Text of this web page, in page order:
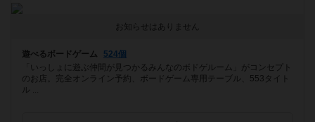
お知らせはありません
遊べるボードゲーム
524個
「いっしょに遊ぶ仲間が見つかるみんなのボドゲルーム」がコンセプト
のお店。完全オンライン予約、ボードゲーム専用テーブル、553タイト
ル ...